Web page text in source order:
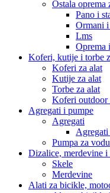
Ostala oprema
Pano i
Ormani i
Lms
Oprema
Koferi, kutije i torbe
Koferi za alat
Kutije za alat
Torbe za alat
Koferi outdoor
Agregati i pumpe
Agregati
Pumpa za vodu
Dizalice, merdevine i
Skele
Merdevine
Alati za bicikle,